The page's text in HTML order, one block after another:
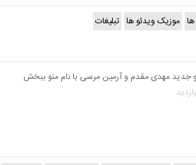
موزیک ویدئو ها تبلیغات
جدید مهدی مقدم و آرمین مرسی با نام منو ببخش